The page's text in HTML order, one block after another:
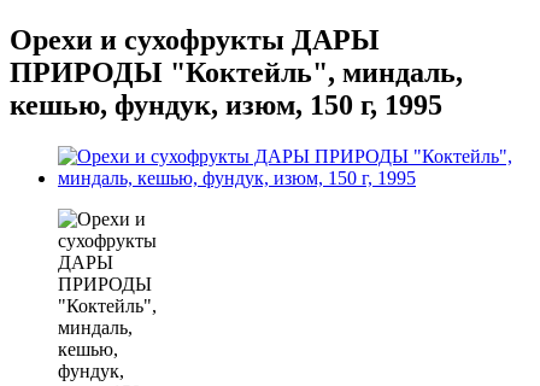
Орехи и сухофрукты ДАРЫ
ПРИРОДЫ "Коктейль", миндаль,
кешью, фундук, изюм, 150 г, 1995